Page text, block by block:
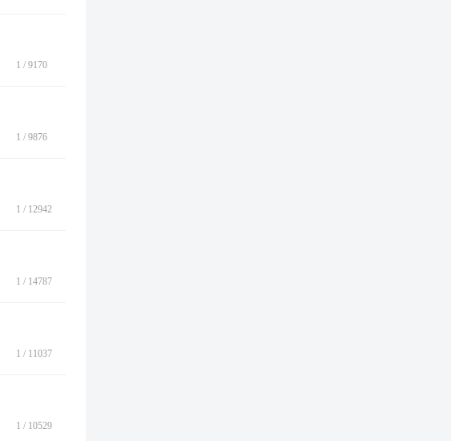
1 / 9170
1 / 9876
1 / 12942
1 / 14787
1 / 11037
1 / 10529